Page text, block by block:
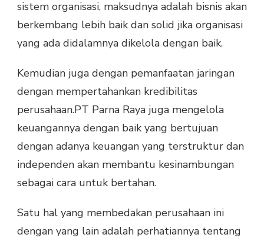
sistem organisasi, maksudnya adalah bisnis akan
berkembang lebih baik dan solid jika organisasi
yang ada didalamnya dikelola dengan baik.
Kemudian juga dengan pemanfaatan jaringan
dengan mempertahankan kredibilitas
perusahaan.PT Parna Raya juga mengelola
keuangannya dengan baik yang bertujuan
dengan adanya keuangan yang terstruktur dan
independen akan membantu kesinambungan
sebagai cara untuk bertahan.
Satu hal yang membedakan perusahaan ini
dengan yang lain adalah perhatiannya tentang